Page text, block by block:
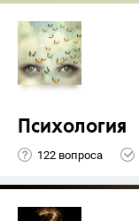
Психология
122 вопроса